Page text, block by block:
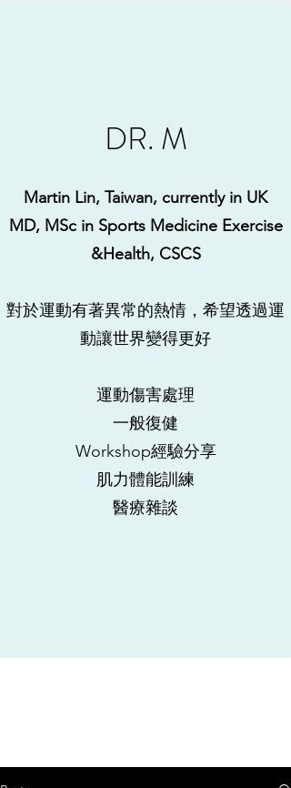
DR. M
Martin Lin, Taiwan, currently in UK
MD, MSc in Sports Medicine Exercise
&Health, CSCS
對於運動有著異常的熱情，希望透過運
動讓世界變得更好
運動傷害處理
​一般復健
Workshop經驗分享
肌力體能訓練
​醫療雜談